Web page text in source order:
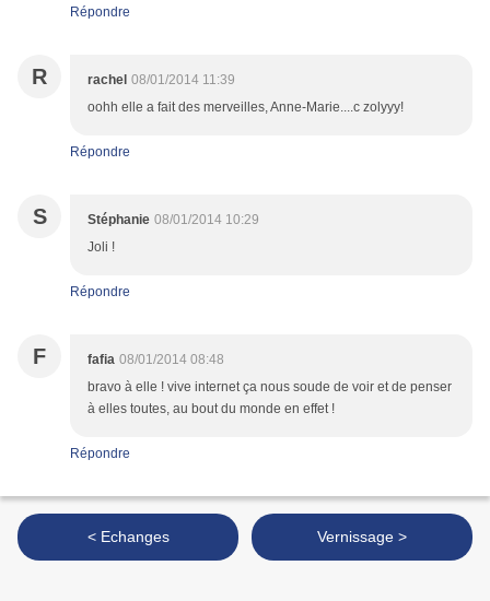
Répondre
R rachel 08/01/2014 11:39
oohh elle a fait des merveilles, Anne-Marie....c zolyyy!
Répondre
S Stéphanie 08/01/2014 10:29
Joli !
Répondre
F fafia 08/01/2014 08:48
bravo à elle ! vive internet ça nous soude de voir et de penser
à elles toutes, au bout du monde en effet !
Répondre
< Echanges Vernissage >